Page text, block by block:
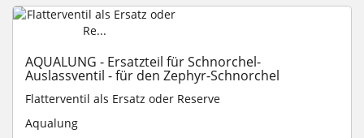
AQUALUNG - Ersatzteil für Schnorchel-
Auslassventil - für den Zephyr-Schnorchel
Flatterventil als Ersatz oder Reserve
Aqualung